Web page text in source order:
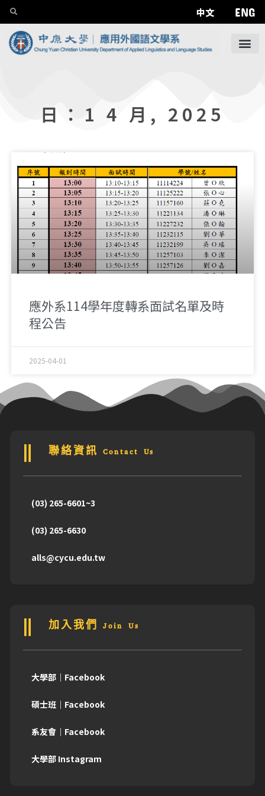
中文 ENG
日：1 4 月, 2025
應外系114學年度轉系面試名單及時
程公告
2025-04-01
聯絡資訊 Contact Us
(03) 265-6601~3
(03) 265-6630
alls@cycu.edu.tw
加入我們 Join Us
大學部｜Facebook
碩士班｜Facebook
系友會｜Facebook
大學部 Instagram